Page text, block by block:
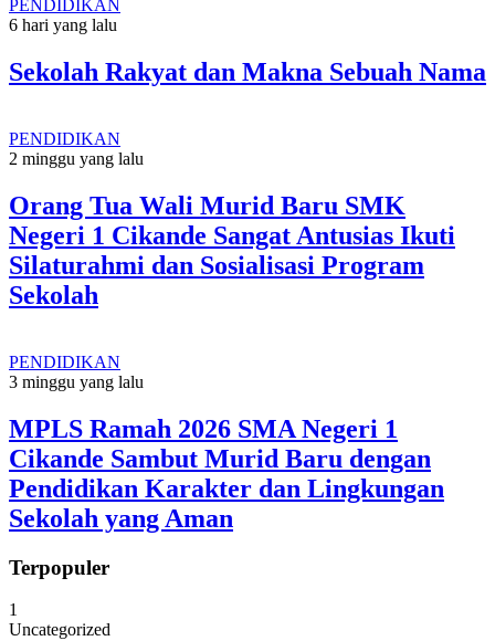
PENDIDIKAN
6 hari yang lalu
Sekolah Rakyat dan Makna Sebuah Nama
PENDIDIKAN
2 minggu yang lalu
Orang Tua Wali Murid Baru SMK
Negeri 1 Cikande Sangat Antusias Ikuti
Silaturahmi dan Sosialisasi Program
Sekolah
PENDIDIKAN
3 minggu yang lalu
MPLS Ramah 2026 SMA Negeri 1
Cikande Sambut Murid Baru dengan
Pendidikan Karakter dan Lingkungan
Sekolah yang Aman
Terpopuler
1
Uncategorized